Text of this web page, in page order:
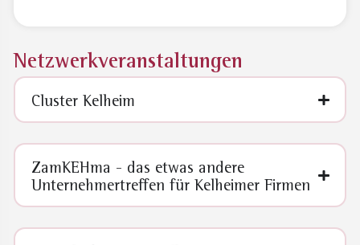
Netzwerkveranstaltungen
Cluster Kelheim
ZamKEHma - das etwas andere
Unternehmertreffen für Kelheimer Firmen